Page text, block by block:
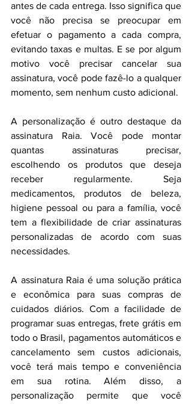
antes de cada entrega. Isso significa que
você não precisa se preocupar em
efetuar o pagamento a cada compra,
evitando taxas e multas. E se por algum
motivo você precisar cancelar sua
assinatura, você pode fazê-lo a qualquer
momento, sem nenhum custo adicional.
A personalização é outro destaque da
assinatura Raia. Você pode montar
quantas assinaturas precisar,
escolhendo os produtos que deseja
receber regularmente. Seja
medicamentos, produtos de beleza,
higiene pessoal ou para a família, você
tem a flexibilidade de criar assinaturas
personalizadas de acordo com suas
necessidades.
A assinatura Raia é uma solução prática
e econômica para suas compras de
cuidados diários. Com a facilidade de
programar suas entregas, frete grátis em
todo o Brasil, pagamentos automáticos e
cancelamento sem custos adicionais,
você terá mais tempo e conveniência
em sua rotina. Além disso, a
personalização permite que você